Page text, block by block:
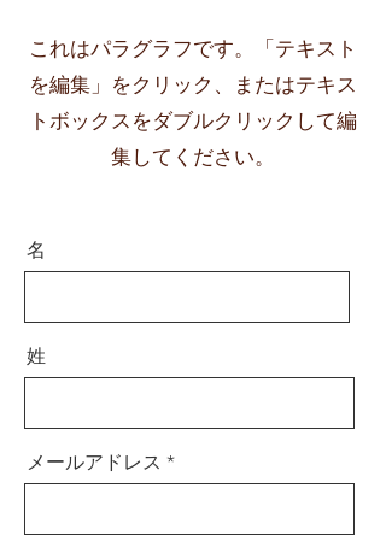
これはパラグラフです。「テキスト
を編集」をクリック、またはテキス
トボックスをダブルクリックして編
集してください。
名
姓
メールアドレス